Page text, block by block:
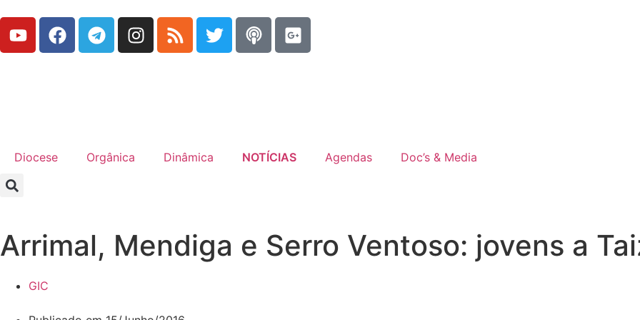
Diocese Orgânica Dinâmica NOTÍCIAS Agendas Doc’s & Media
Arrimal, Mendiga e Serro Ventoso: jovens a
GIC